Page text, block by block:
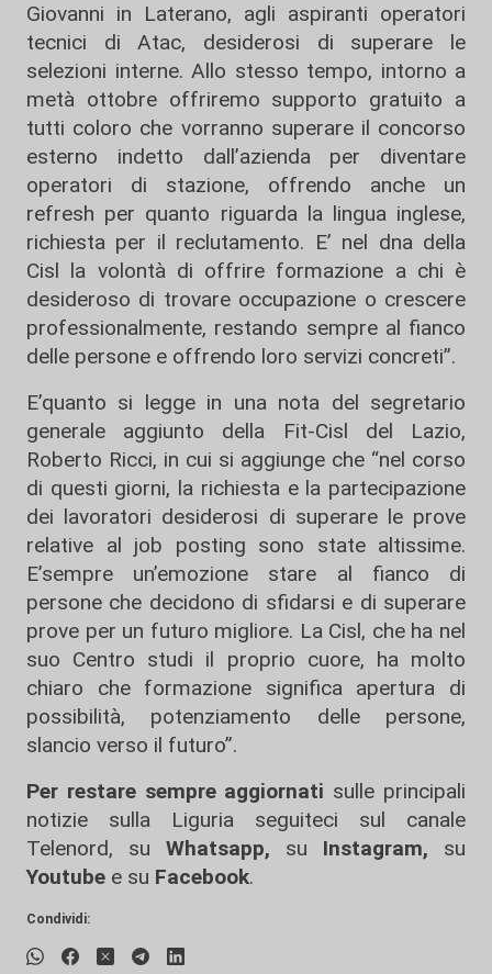
Giovanni in Laterano, agli aspiranti operatori
tecnici di Atac, desiderosi di superare le
selezioni interne. Allo stesso tempo, intorno a
metà ottobre offriremo supporto gratuito a
tutti coloro che vorranno superare il concorso
esterno indetto dall’azienda per diventare
operatori di stazione, offrendo anche un
refresh per quanto riguarda la lingua inglese,
richiesta per il reclutamento. E’ nel dna della
Cisl la volontà di offrire formazione a chi è
desideroso di trovare occupazione o crescere
professionalmente, restando sempre al fianco
delle persone e offrendo loro servizi concreti”.
E’quanto si legge in una nota del segretario
generale aggiunto della Fit-Cisl del Lazio,
Roberto Ricci, in cui si aggiunge che “nel corso
di questi giorni, la richiesta e la partecipazione
dei lavoratori desiderosi di superare le prove
relative al job posting sono state altissime.
E’sempre un’emozione stare al fianco di
persone che decidono di sfidarsi e di superare
prove per un futuro migliore. La Cisl, che ha nel
suo Centro studi il proprio cuore, ha molto
chiaro che formazione significa apertura di
possibilità, potenziamento delle persone,
slancio verso il futuro”.
Per restare sempre aggiornati sulle principali
notizie sulla Liguria seguiteci sul canale
Telenord, su
Whatsapp, su Instagram, su
Youtube e su Facebook.
Condividi: